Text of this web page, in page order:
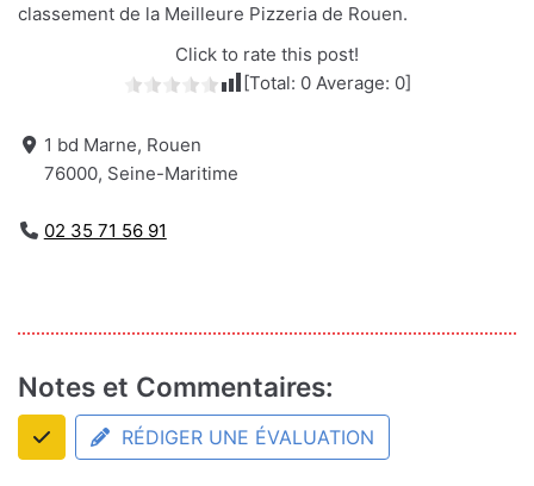
classement de la Meilleure Pizzeria de Rouen.
Click to rate this post!
[Total: 0Average: 0]
1 bd Marne, Rouen
76000, Seine-Maritime
02 35 71 56 91
Notes et Commentaires:
RÉDIGER UNE ÉVALUATION